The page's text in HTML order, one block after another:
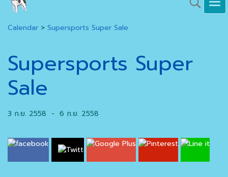
Calendar > Supersports Super Sale
Supersports Super
Sale
3 ก.ย. 2558 - 6 ก.ย. 2558